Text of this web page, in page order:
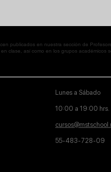
publicados en nuestra sección de
clase, así como en los grupos académicos
Lunes a Sábado
10:00 a 19:00 hrs.
55-483-728-09